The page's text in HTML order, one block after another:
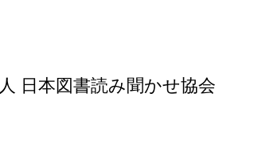
日本図書読み聞かせ協会